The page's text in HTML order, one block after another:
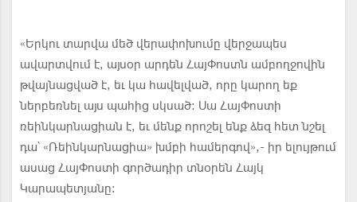
«Երկու տարվա մեծ վերափոխումը վերջապես
ավարտվում է, այսօր արդեն ՀայՓոստն ամբողջովին
թվայնացված է, եւ կա հավելված, որը կարող եք
ներբեռնել այս պահից սկսած։ Սա ՀայՓոստի
ռեինկարնացիան է, եւ մենք որոշել ենք ձեզ հետ նշել
դա՝ «Ռեինկարնացիա» խմբի համերգով»,- իր ելույթում
ասաց ՀայՓոստի գործադիր տնօրեն Հայկ
Կարապետյանը։